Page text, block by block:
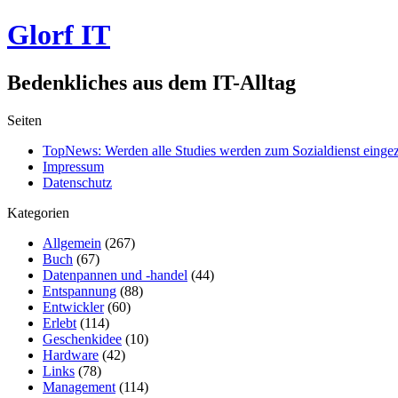
Glorf IT
Bedenkliches aus dem IT-Alltag
Seiten
TopNews: Werden alle Studies werden zum Sozialdienst
Impressum
Datenschutz
Kategorien
Allgemein (267)
Buch (67)
Datenpannen und -handel (44)
Entspannung (88)
Entwickler(60)
Erlebt (114)
Geschenkidee (10)
Hardware (42)
Links (78)
Management (114)